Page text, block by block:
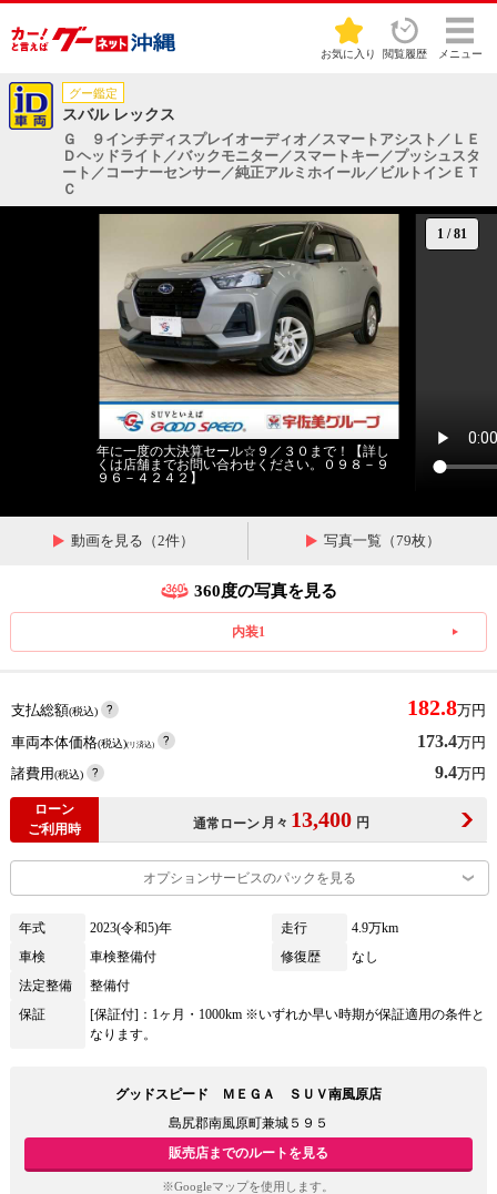
お気に入り 閲覧履歴 メニュー
グー鑑定
スバル レックス
Ｇ ９インチディスプレイオーディオ／スマートアシスト／ＬＥ
Ｄヘッドライト／バックモニター／スマートキー／プッシュスタ
ート／コーナーセンサー／純正アルミホイール／ビルトインＥＴ
Ｃ
1 /81
年に一度の大決算セール☆９／３０まで！【詳し
くは店舗までお問い合わせください。０９８－９
９６－４２４２】
動画を見る（2件） 写真一覧（79枚）
360度の写真を見る
内装1
支払総額(税込) 182.8万円
車両本体価格(税込)(リ済込) 173.4万円
諸費用(税込) 9.4万円
ローン
ご利用時
通常ローン 月々 13,400 円
オプションサービスのパックを見る
年式 2023(令和5)年 走行
4.9万km
車検
車検整備付 修復歴
なし
法定整備
整備付
保証
[保証付]：1ヶ月・1000km ※いずれか早い時期が保証適用の条件と
なります。
グッドスピード ＭＥＧＡ ＳＵＶ南風原店
島尻郡南風原町兼城５９５
販売店までのルートを見る
※Googleマップを使用します。